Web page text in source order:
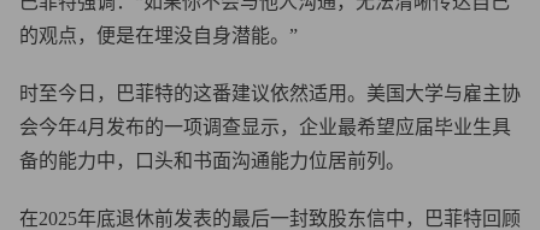
的观点，便是在埋没自身潜能。”
时至今日，巴菲特的这番建议依然适用。美国大学与雇主协
会今年4月发布的一项调查显示，企业最希望应届毕业生具
备的能力中，口头和书面沟通能力位居前列。
在2025年底退休前发表的最后一封致股东信中，巴菲特回顾